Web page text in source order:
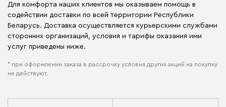
Для комфорта наших клиентов мы оказываем помощь в
содействии доставки по всей территории Республики
Беларусь. Доставка осуществляется курьерскими службами
сторонних организаций, условия и тарифы оказания ими
услуг приведены ниже.
* при оформлении заказа в рассрочку условия других акций на покупку
не действуют.